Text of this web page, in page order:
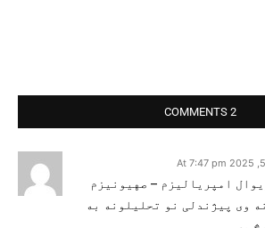
2 COMMENTS
امپریالیزم – صهیونیزم
وی پیژندلی نو تحلیلونه به